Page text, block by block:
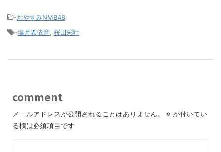
-おやすみNMB48
-塩月希依音 桜田彩叶
comment
メールアドレスが公開されることはありません。 ※ が付いてい
る欄は必須項目です